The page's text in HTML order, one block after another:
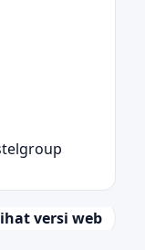
versi web